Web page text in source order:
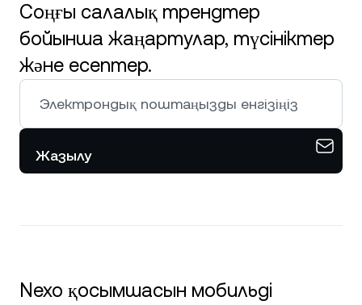
Соңғы салалық трендтер
бойынша жаңартулар, түсініктер
және есептер.
Жазылу
Nexo қосымшасын мобильді